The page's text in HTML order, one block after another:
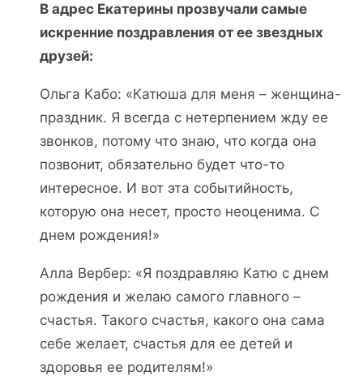
В адрес Екатерины прозвучали самые
искренние поздравления от ее звездных
друзей:
Ольга Кабо: «Катюша для меня – женщина-
праздник. Я всегда с нетерпением жду ее
звонков, потому что знаю, что когда она
позвонит, обязательно будет что-то
интересное. И вот эта событийность,
которую она несет, просто неоценима. С
днем рождения!»
Алла Вербер: «Я поздравляю Катю с днем
рождения и желаю самого главного –
счастья. Такого счастья, какого она сама
себе желает, счастья для ее детей и
здоровья ее родителям!»